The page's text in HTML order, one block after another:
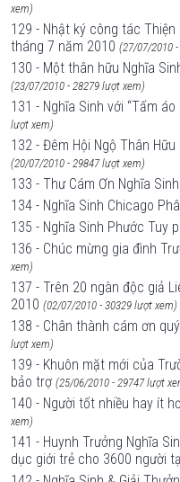
xem)
129 - Nhật ký công tác
tháng 7 năm 2010 (27/07/2010
130 - Một thân hữu Nghĩa
(23/07/2010 - 28279 lượt xem)
131 - Nghĩa Sinh với “Tấm
lượt xem)
132 - Đêm Hội Ngộ Thân
(20/07/2010 - 29847 lượt xem)
133 - Thư Cám Ơn Nghĩa Sinh
134 - Nghĩa Sinh Chicago
135 - Nghĩa Sinh Phước Tuy
136 - Chúc mừng gia đình
xem)
137 - Trên 20 ngàn độc giả
2010 (02/07/2010 - 30329 lượt xem)
138 - Chân thành cám ơn
lượt xem)
139 - Khuôn mặt mới của
bảo trợ (25/06/2010 - 29747 lượt
140 - Người tốt nhiều hay ít
xem)
141 - Huynh Trưởng Nghĩa
dục giới trẻ cho 3600 người